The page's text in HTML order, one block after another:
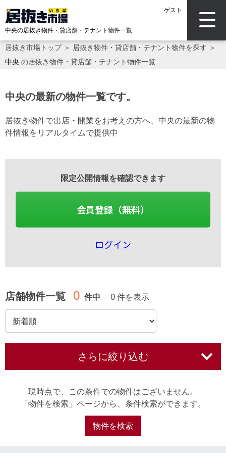
ゲスト
中央の居抜き物件・貸店舗・テナント物件一覧
居抜き市場トップ＞ 居抜き物件・貸店舗・テナント物件を探す ＞
中央 の居抜き物件・貸店舗・テナント物件一覧
中央の最新の物件一覧です。
居抜き物件で出店・開業をお考えの方へ、中央の最新の物
件情報をリアルタイムで提供中
限定公開情報を確認できます
会員登録（無料）
ログイン
店舗物件一覧 0 件中 0 件を表示
さらに絞り込む
現時点で、この条件での物件はございません。
「物件を検索」ページから、条件検索ができます。
物件を検索